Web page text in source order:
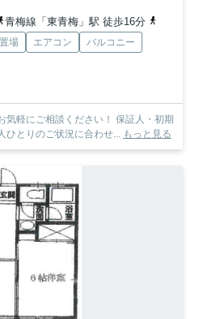
青梅線「東青梅」駅 徒歩16分
場 エアコン
バルコニー
相談ください！ 保証人・初期
ひとりのご状況に合わせ...
もっと見る